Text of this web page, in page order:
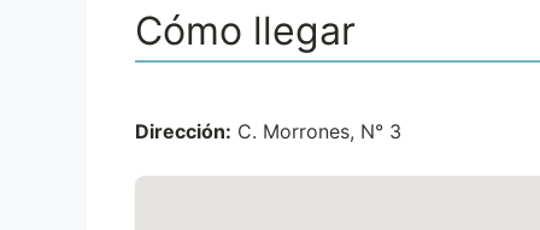
Cómo llegar
Dirección: C. Morrones, N° 3